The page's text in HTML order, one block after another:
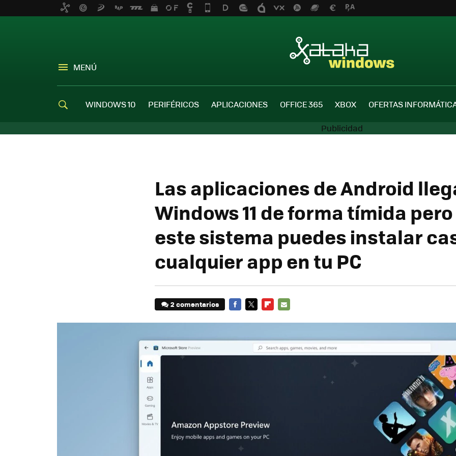
MENÚ
WINDOWS 10 PERIFÉRICOS APLICACIONES OFFICE 365 XBOX OFERTAS
Las aplicaciones de Android
Windows 11 de forma tímida
este sistema puedes instalar
cualquier app en tu PC
2 comentarios